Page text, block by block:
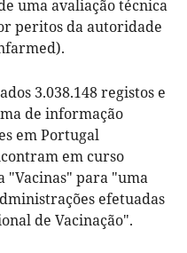
uma avaliação técnica
peritos da autoridade
3.038.148 registos e
de informação
em Portugal
em curso
"Vacinas" para "uma
efetuadas
de Vacinação".